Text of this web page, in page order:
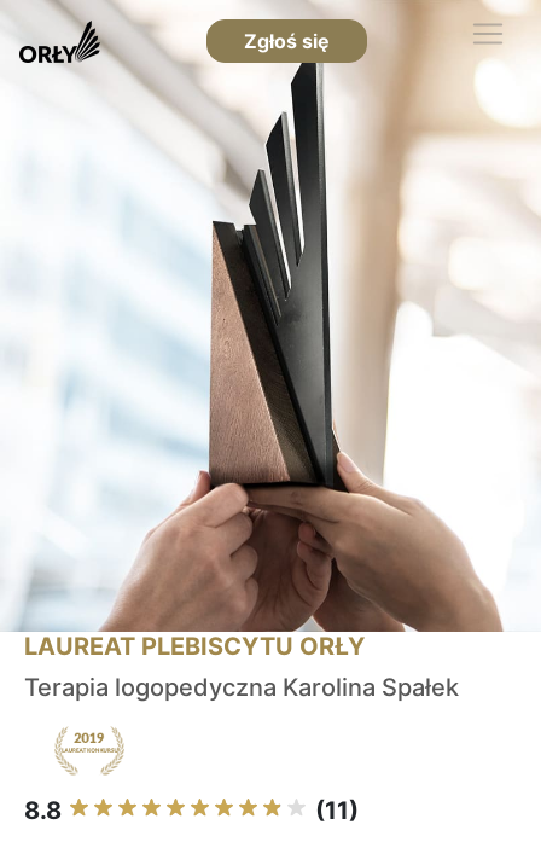
Zgłoś się
LAUREAT PLEBISCYTU ORŁY
Terapia logopedyczna Karolina Spałek
8.8 (11)